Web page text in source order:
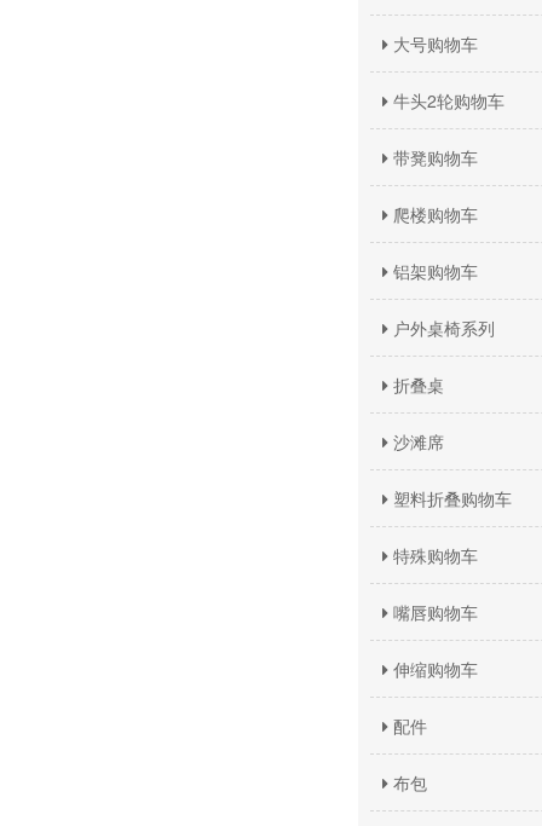
大号购物车
牛头2轮购物车
带凳购物车
爬楼购物车
铝架购物车
户外桌椅系列
折叠桌
沙滩席
塑料折叠购物车
特殊购物车
嘴唇购物车
伸缩购物车
配件
布包